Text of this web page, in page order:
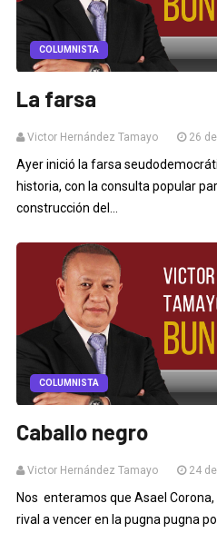
COLUMNISTA
La farsa
Victor Hernández Tamayo 26
Ayer inició la farsa
historia, con la consulta popular
construcción del...
COLUMNISTA
Caballo negro
Victor Hernández Tamayo 24
Nos enteramos que Asael Corona,
rival a vencer en la pugna pugna